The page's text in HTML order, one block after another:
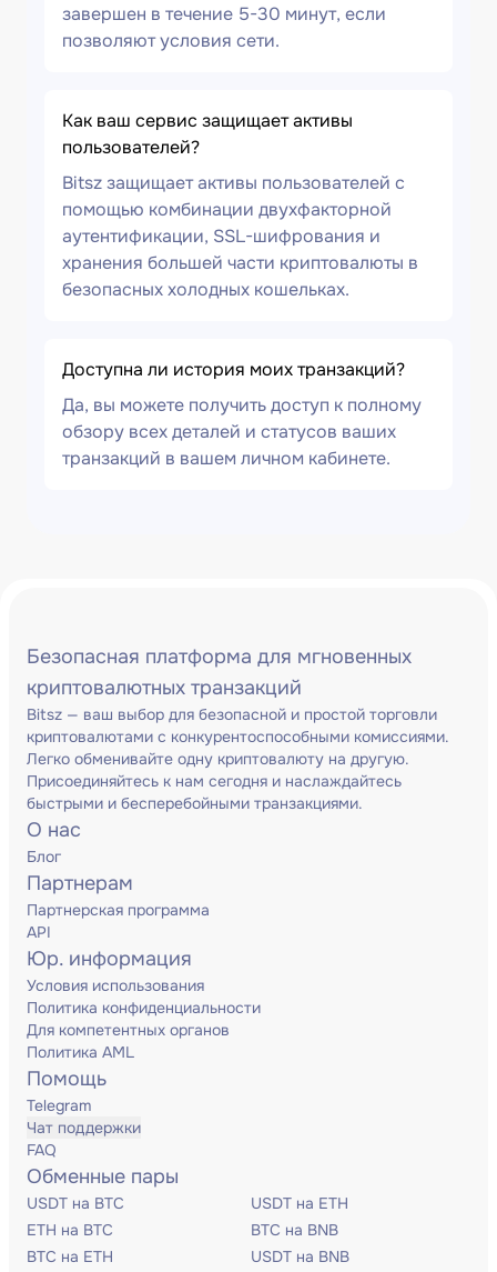
завершен в течение 5-30 минут, если
позволяют условия сети.
Как ваш сервис защищает активы
пользователей?
Bitsz защищает активы пользователей с
помощью комбинации двухфакторной
аутентификации, SSL-шифрования и
хранения большей части криптовалюты в
безопасных холодных кошельках.
Доступна ли история моих транзакций?
Да, вы можете получить доступ к полному
обзору всех деталей и статусов ваших
транзакций в вашем личном кабинете.
Безопасная платформа для мгновенных
криптовалютных транзакций
Bitsz — ваш выбор для безопасной и простой торговли
криптовалютами с конкурентоспособными комиссиями.
Легко обменивайте одну криптовалюту на другую.
Присоединяйтесь к нам сегодня и наслаждайтесь
быстрыми и бесперебойными транзакциями.
О нас
Блог
Партнерам
Партнерская программа
API
Юр. информация
Условия использования
Политика конфиденциальности
Для компетентных органов
Политика AML
Помощь
Telegram
Чат поддержки
FAQ
Обменные пары
USDT на BTC
USDT на ETH
ETH на BTC
BTC на BNB
BTC на ETH
USDT на BNB